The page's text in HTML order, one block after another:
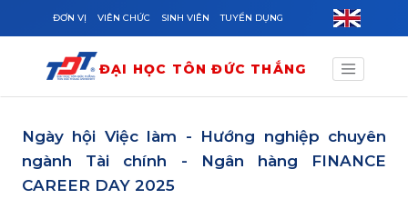
Skip to main content
ĐƠN VỊ VIÊN CHỨC SINH VIÊN TUYỂN DỤNG
ĐẠI HỌC TÔN ĐỨC THẮNG
Ngày hội Việc làm - Hướng nghiệp chuyên
ngành Tài chính - Ngân hàng FINANCE
CAREER DAY 2025